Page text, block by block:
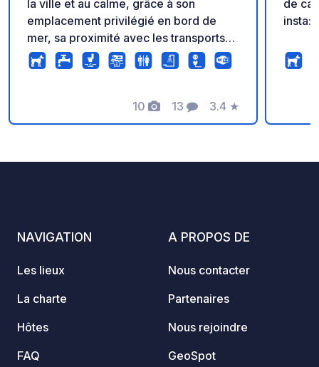
la ville et au calme, grâce à son
emplacement privilégié en bord de
mer, sa proximité avec les transports
en commun et ses sentiers de
randonnée pittoresques. Conçu pour
propose un cadre de vie bien pensé et
entièrement équipé. Le camping
10
Photos
13
Commentaires
3.4
Note
★
de
insta:
NAVIGATION
Les lieux
La charte
Hôtes
FAQ
A PROPOS DE
Nous contacter
Partenaires
Nous rejoindre
GeoSpot